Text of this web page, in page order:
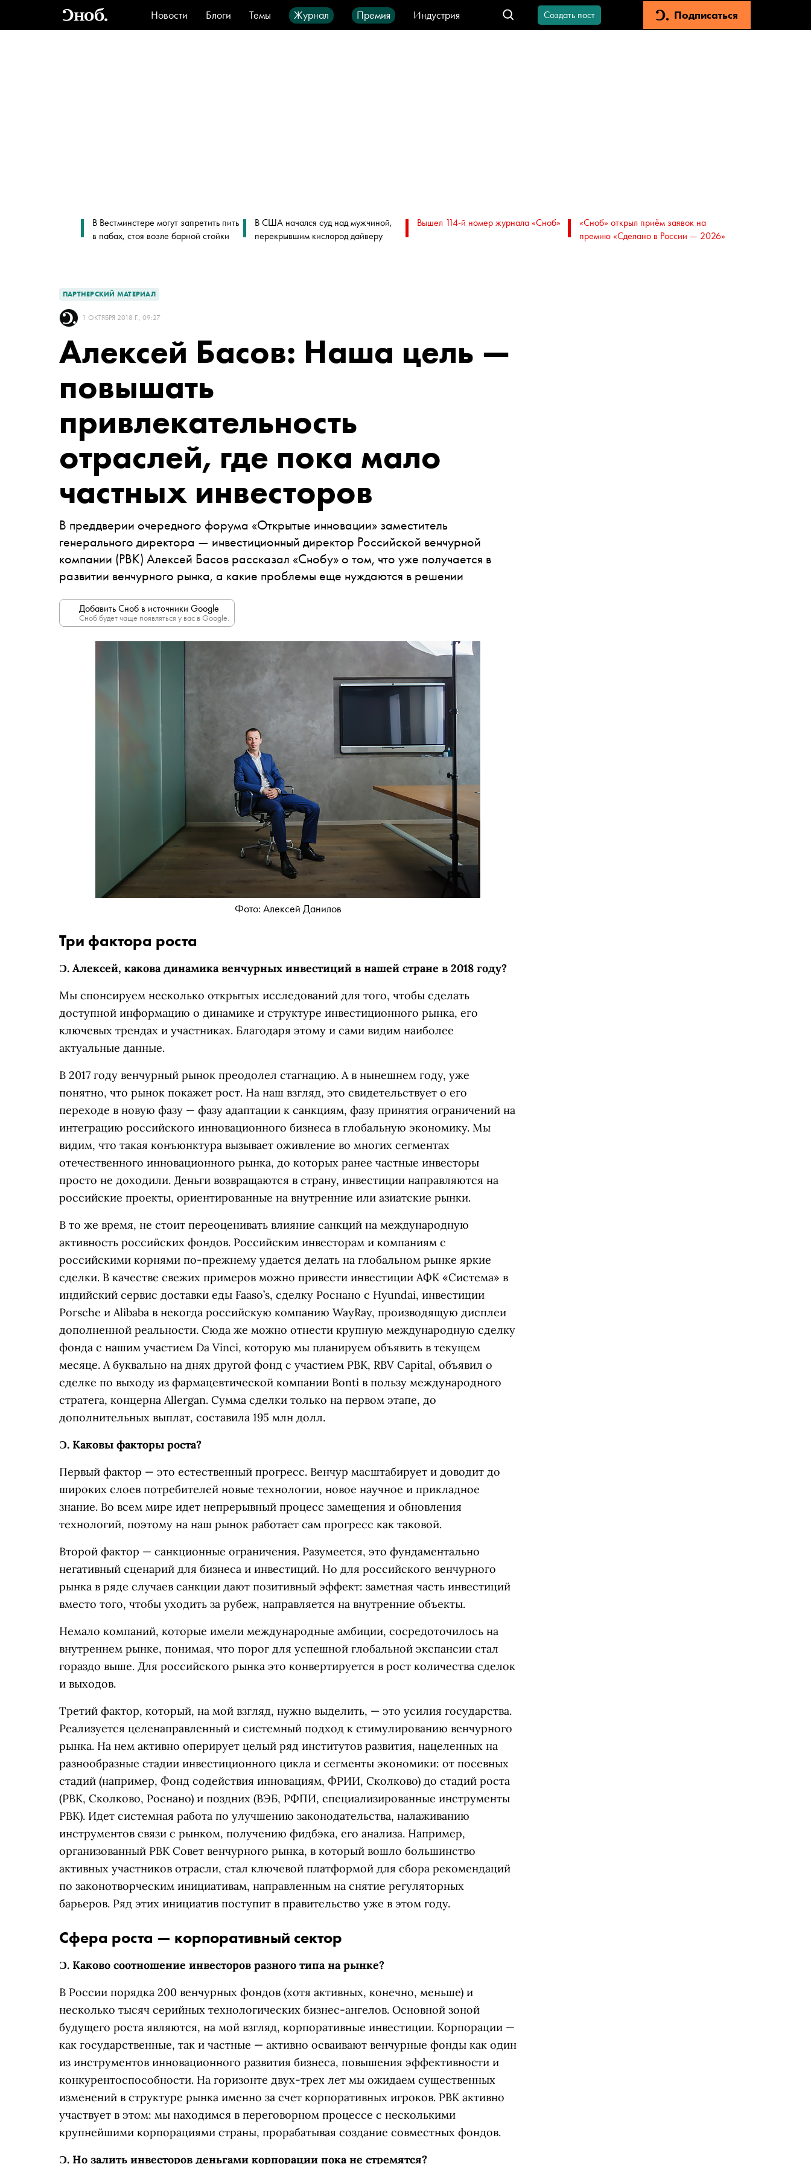
Новости Блоги Темы Журнал Премия
Индустрия
Стиль
Видео Город IT-продукты
Создать пост Подписаться
В Вестминстере могут запретить пить
в пабах, стоя возле барной стойки
В США начался суд над мужчиной,
перекрывшим кислород дайверу
Вышел 114-й номер журнала «Сноб»
«Сноб» открыл приём заявок на
премию «Сделано в России — 2026»
ПАРТНЕРСКИЙ МАТЕРИАЛ
1 ОКТЯБРЯ 2018 Г., 09:27
Алексей Басов: Наша цель —
повышать
привлекательность
отраслей, где пока мало
частных инвесторов
В преддверии очередного форума «Открытые инновации» заместитель
генерального директора — инвестиционный директор Российской венчурной
компании (РВК) Алексей Басов рассказал «Снобу» о том, что уже получается в
развитии венчурного рынка, а какие проблемы еще нуждаются в решении
Добавить Сноб в источники Google
Сноб будет чаще появляться у вас в Google.
Фото: Алексей Данилов
Три фактора роста
Ɔ. Алексей, какова динамика венчурных инвестиций в нашей стране в 2018 году?
Мы спонсируем несколько открытых исследований для того, чтобы сделать
доступной информацию о динамике и структуре инвестиционного рынка, его
ключевых трендах и участниках. Благодаря этому и сами видим наиболее
актуальные данные.
В 2017 году венчурный рынок преодолел стагнацию. А в нынешнем году, уже
понятно, что рынок покажет рост. На наш взгляд, это свидетельствует о его
переходе в новую фазу — фазу адаптации к санкциям, фазу принятия ограничений на
интеграцию российского инновационного бизнеса в глобальную экономику. Мы
видим, что такая конъюнктура вызывает оживление во многих сегментах
отечественного инновационного рынка, до которых ранее частные инвесторы
просто не доходили. Деньги возвращаются в страну, инвестиции направляются на
российские проекты, ориентированные на внутренние или азиатские рынки.
В то же время, не стоит переоценивать влияние санкций на международную
активность российских фондов. Российским инвесторам и компаниям с
российскими корнями по-прежнему удается делать на глобальном рынке яркие
сделки. В качестве свежих примеров можно привести инвестиции АФК «Система» в
индийский сервис доставки еды Faaso’s, сделку Роснано с Hyundai, инвестиции
Porsche и Alibaba в некогда российскую компанию WayRay, производящую дисплеи
дополненной реальности. Сюда же можно отнести крупную международную сделку
фонда с нашим участием Da Vinci, которую мы планируем объявить в текущем
месяце. А буквально на днях другой фонд с участием РВК, RBV Capital, объявил о
сделке по выходу из фармацевтической компании Bonti в пользу международного
стратега, концерна Allergan. Сумма сделки только на первом этапе, до
дополнительных выплат, составила 195 млн долл.
Ɔ. Каковы факторы роста?
Первый фактор — это естественный прогресс. Венчур масштабирует и доводит до
широких слоев потребителей новые технологии, новое научное и прикладное
знание. Во всем мире идет непрерывный процесс замещения и обновления
технологий, поэтому на наш рынок работает сам прогресс как таковой.
Второй фактор — санкционные ограничения. Разумеется, это фундаментально
негативный сценарий для бизнеса и инвестиций. Но для российского венчурного
рынка в ряде случаев санкции дают позитивный эффект: заметная часть инвестиций
вместо того, чтобы уходить за рубеж, направляется на внутренние объекты.
Немало компаний, которые имели международные амбиции, сосредоточилось на
внутреннем рынке, понимая, что порог для успешной глобальной экспансии стал
гораздо выше. Для российского рынка это конвертируется в рост количества сделок
и выходов.
Третий фактор, который, на мой взгляд, нужно выделить, — это усилия государства.
Реализуется целенаправленный и системный подход к стимулированию венчурного
рынка. На нем активно оперирует целый ряд институтов развития, нацеленных на
разнообразные стадии инвестиционного цикла и сегменты экономики: от посевных
стадий (например, Фонд содействия инновациям, ФРИИ, Сколково) до стадий роста
(РВК, Сколково, Роснано) и поздних (ВЭБ, РФПИ, специализированные инструменты
РВК). Идет системная работа по улучшению законодательства, налаживанию
инструментов связи с рынком, получению фидбэка, его анализа. Например,
организованный РВК Совет венчурного рынка, в который вошло большинство
активных участников отрасли, стал ключевой платформой для сбора рекомендаций
по законотворческим инициативам, направленным на снятие регуляторных
барьеров. Ряд этих инициатив поступит в правительство уже в этом году.
Сфера роста — корпоративный сектор
Ɔ. Каково соотношение инвесторов разного типа на рынке?
В России порядка 200 венчурных фондов (хотя активных, конечно, меньше) и
несколько тысяч серийных технологических бизнес-ангелов. Основной зоной
будущего роста являются, на мой взгляд, корпоративные инвестиции. Корпорации —
как государственные, так и частные — активно осваивают венчурные фонды как один
из инструментов инновационного развития бизнеса, повышения эффективности и
конкурентоспособности. На горизонте двух-трех лет мы ожидаем существенных
изменений в структуре рынка именно за счет корпоративных игроков. РВК активно
участвует в этом: мы находимся в переговорном процессе с несколькими
крупнейшими корпорациями страны, прорабатывая создание совместных фондов.
Ɔ. Но залить инвесторов деньгами корпорации пока не стремятся?